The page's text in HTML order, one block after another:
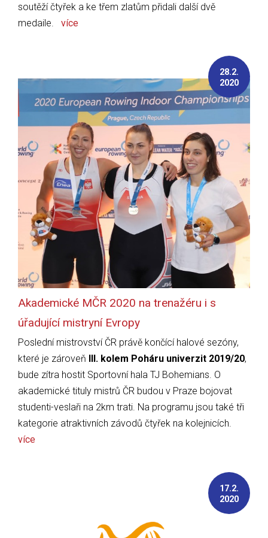
soutěží čtyřek a ke třem zlatům přidali další dvě
medaile. více
28.2.
2020
Akademické MČR 2020 na trenažéru i s
úřadující mistryní Evropy
Poslední mistrovství ČR právě končící halové sezóny,
které je zároveň III. kolem Poháru univerzit 2019/20,
bude zítra hostit Sportovní hala TJ Bohemians. O
akademické tituly mistrů ČR budou v Praze bojovat
studenti-veslaři na 2km trati. Na programu jsou také tři
kategorie atraktivních závodů čtyřek na kolejnicích.
více
17.2.
2020